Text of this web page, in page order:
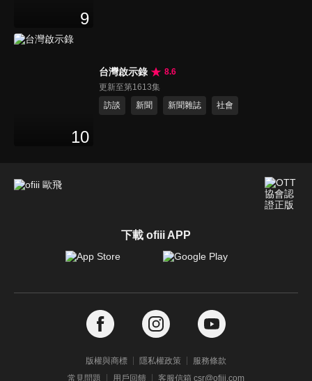
9
10
台灣啟示錄
8.6
更新至第1613集
訪談
新聞 新聞雜誌 社會
下載 ofiii APP
版權與商標 隱私權政策
服務條款
常見問題
用戶回饋 客服信箱 csr@ofiii.com